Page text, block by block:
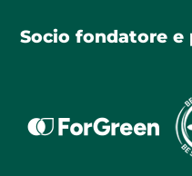
Socio fondatore